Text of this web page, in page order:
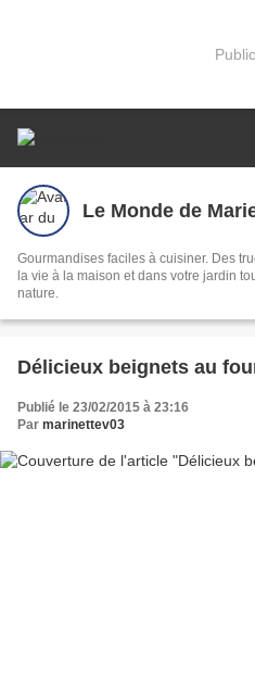
Le Monde de
Gourmandises faciles à cuisiner. Des
la vie à la maison et dans votre jardin
nature.
Délicieux beignets au
Publié le 23/02/2015 à 23:16
Par marinettev03